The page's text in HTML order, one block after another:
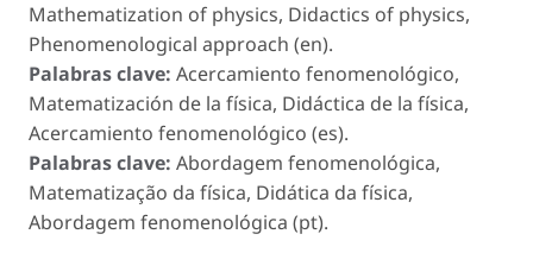
Mathematization of physics, Didactics of physics,
Phenomenological approach (en).
Palabras clave: Acercamiento fenomenológico,
Matematización de la física, Didáctica de la física,
Acercamiento fenomenológico (es).
Palabras clave: Abordagem fenomenológica,
Matematização da física, Didática da física,
Abordagem fenomenológica (pt).